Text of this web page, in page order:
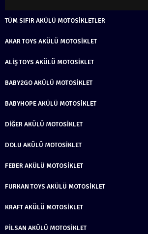
TÜM SIFIR AKÜLÜ MOTOSIKLETLER
AKAR TOYS AKÜLÜ MOTOSIKLET
ALIŞ TOYS AKÜLÜ MOTOSIKLET
BABY2GO AKÜLÜ MOTOSIKLET
BABYHOPE AKÜLÜ MOTOSIKLET
DIĞER AKÜLÜ MOTOSIKLET
DOLU AKÜLÜ MOTOSIKLET
FEBER AKÜLÜ MOTOSIKLET
FURKAN TOYS AKÜLÜ MOTOSIKLET
KRAFT AKÜLÜ MOTOSIKLET
PILSAN AKÜLÜ MOTOSIKLET